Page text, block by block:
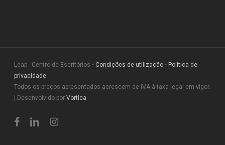
Leap - Centro de Escritórios • Condições de utilização • Política de
privacidade
Todos os preços apresentados acrescem de IVA à taxa legal em vigor.
| Desenvolvido por Vortica
facebooklinkedininstagram